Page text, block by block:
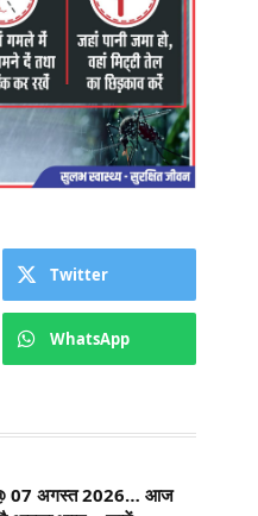
Twitter
WhatsApp
07 अगस्त 2026… आज